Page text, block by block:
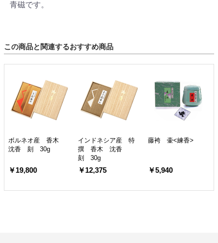
青磁です。
この商品と関連するおすすめ商品
ボルネオ産 香木
沈香 刻 30g
￥19,800
インドネシア産 特
撰 香木 沈香
刻 30g
￥12,375
藤袴 壷<練香>
￥5,940